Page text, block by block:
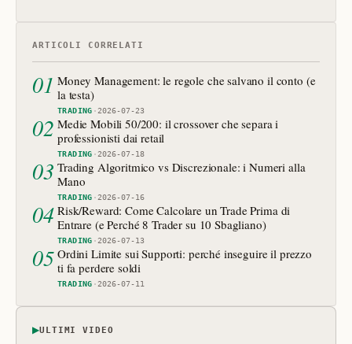
ARTICOLI CORRELATI
01 Money Management: le regole che salvano il conto (e
la testa)
TRADING ·2026-07-23
02 Medie Mobili 50/200: il crossover che separa i
professionisti dai retail
TRADING ·2026-07-18
03 Trading Algoritmico vs Discrezionale: i Numeri alla
Mano
TRADING ·2026-07-16
04 Risk/Reward: Come Calcolare un Trade Prima di
Entrare (e Perché 8 Trader su 10 Sbagliano)
TRADING ·2026-07-13
05 Ordini Limite sui Supporti: perché inseguire il prezzo
ti fa perdere soldi
TRADING ·2026-07-11
▶ULTIMI VIDEO